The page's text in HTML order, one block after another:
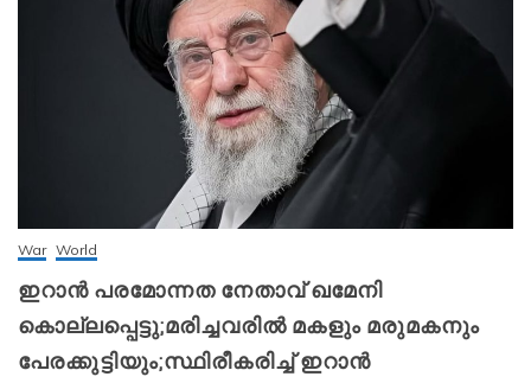
War World
ഇറാന്‍ പരമോന്നത നേതാവ് ഖമേനി
കൊല്ലപ്പെട്ടു;മരിച്ചവരിൽ മകളും മരുമകനും
പേരക്കുട്ടിയും;സ്ഥിരീകരിച്ച് ഇറാന്‍